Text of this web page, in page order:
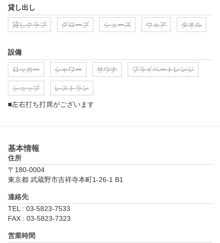
貸し出し
貸しクラブ グローブ シューズ ウェア タオル
設備
ロッカー シャワー サウナ プライベートレンジ
ショップ レストラン
■左右打ち打席がございます
基本情報
住所
〒180-0004
東京都 武蔵野市吉祥寺本町1-26-1 B1
連絡先
TEL : 03-5823-7533
FAX : 03-5823-7323
営業時間